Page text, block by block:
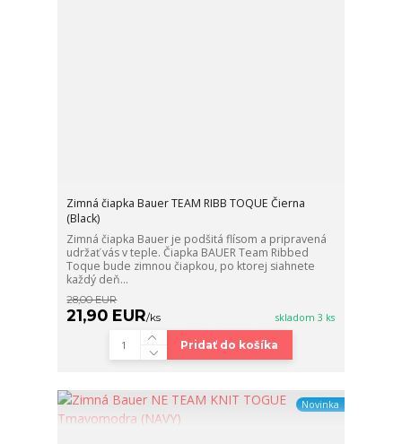
Zimná čiapka Bauer TEAM RIBB TOQUE Čierna
(Black)
Zimná čiapka Bauer je podšitá flísom a pripravená
udržať vás v teple. Čiapka BAUER Team Ribbed
Toque bude zimnou čiapkou, po ktorej siahnete
každý deň...
28,00 EUR
21,90 EUR/ks skladom 3 ks
Pridať do košíka
Novinka